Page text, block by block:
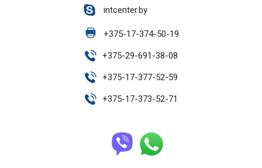
intcenter.by
+375-17-374-50-19
+375-29-691-38-08
+375-17-377-52-59
+375-17-373-52-71